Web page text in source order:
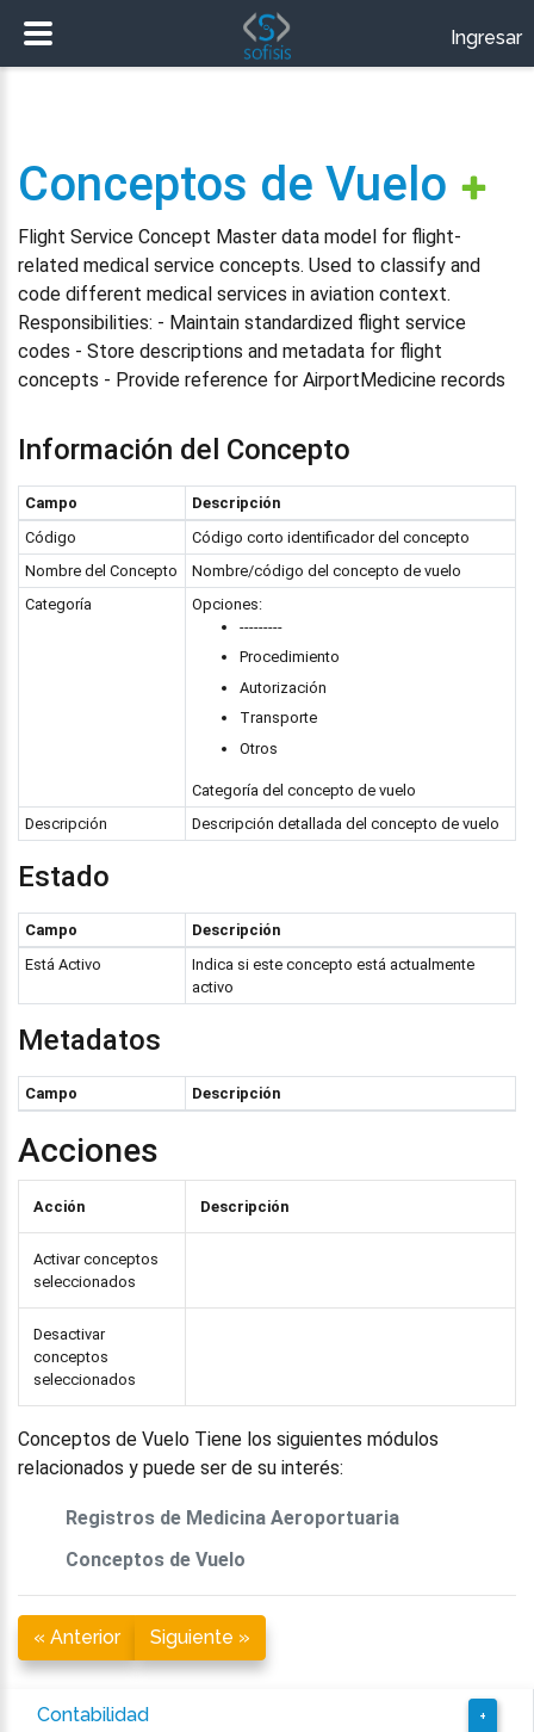
Conceptos de Vuelo
Flight Service Concept Master data model for flight-
related medical service concepts. Used to classify and
code different medical services in aviation context.
Responsibilities: - Maintain standardized flight service
codes - Store descriptions and metadata for flight
concepts - Provide reference for AirportMedicine records
Información del Concepto
Campo
Descripción
Código
Código corto identificador del concepto
Nombre del Concepto
Nombre/código del concepto de vuelo
Categoría
Opciones:
---------
Procedimiento
Autorización
Transporte
Otros
Categoría del concepto de vuelo
Descripción
Descripción detallada del concepto de vuelo
Estado
Campo
Descripción
Está Activo
Indica si este concepto está actualmente
activo
Metadatos
Campo Descripción
Acciones
Acción Descripción
Activar conceptos
seleccionados
Desactivar
conceptos
seleccionados
Conceptos de Vuelo Tiene los siguientes módulos
relacionados y puede ser de su interés:
Registros de Medicina Aeroportuaria
Conceptos de Vuelo
« Anterior Siguiente »
Contabilidad +
Ingresar